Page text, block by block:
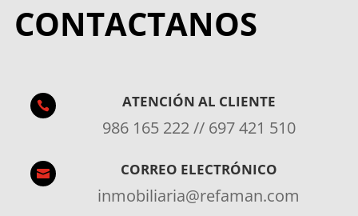
CONTACTANOS
 ATENCIÓN AL CLIENTE
986 165 222 // 697 421 510
 CORREO ELECTRÓNICO
inmobiliaria@refaman.com